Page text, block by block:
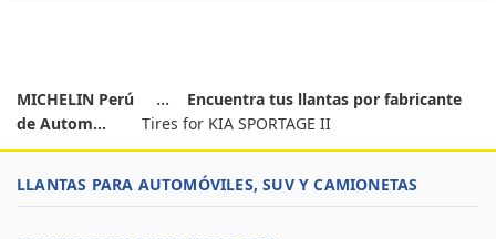
MICHELIN Perú
Encuentra tus llantas por fabricante
de Autom...
Tires for KIA SPORTAGE II
LLANTAS PARA AUTOMÓVILES, SUV Y CAMIONETAS